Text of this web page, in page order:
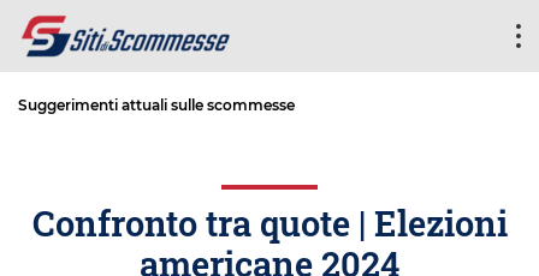
Suggerimenti attuali sulle scommesse
Confronto tra quote | Elezioni
americane 2024